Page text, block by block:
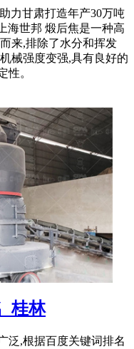
力甘肃打造年产30万吨
海世邦 煅后焦是一种高
来,排除了水分和挥发
械强度变强,具有良好的
性。
桂林
泛,根据百度关键词排名